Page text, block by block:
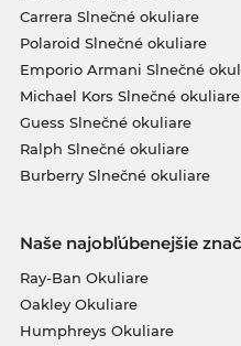
Carrera Slnečné okuliare
Polaroid Slnečné okuliare
Emporio Armani Slnečné
Michael Kors Slnečné okuliare
Guess Slnečné okuliare
Ralph Slnečné okuliare
Burberry Slnečné okuliare
Naše najobľúbenejšie
Ray-Ban Okuliare
Oakley Okuliare
Humphreys Okuliare